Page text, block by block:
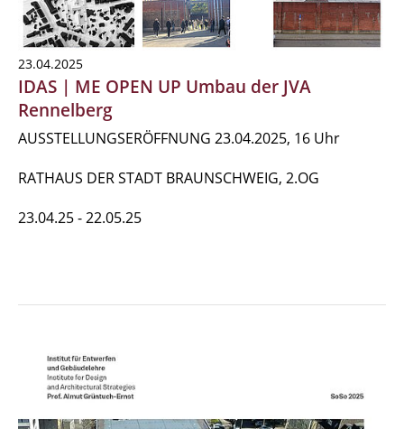
23.04.2025
IDAS | ME OPEN UP Umbau der JVA
Rennelberg
AUSSTELLUNGSERÖFFNUNG 23.04.2025, 16 Uhr
RATHAUS DER STADT BRAUNSCHWEIG, 2.OG
23.04.25 - 22.05.25